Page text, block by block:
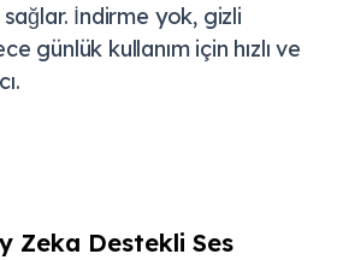
İndirme yok, gizli
günlük kullanım için hızlı ve
Zeka Destekli Ses